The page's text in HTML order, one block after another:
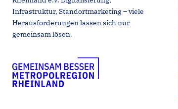
Infrastruktur, Standortmarketing – viele
Herausforderungen lassen sich nur
gemeinsam lösen.